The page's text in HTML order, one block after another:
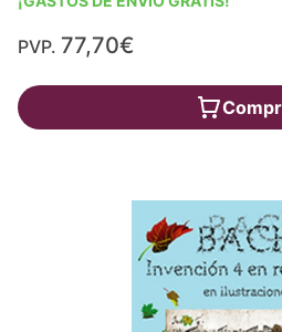
PVP. 77,70€